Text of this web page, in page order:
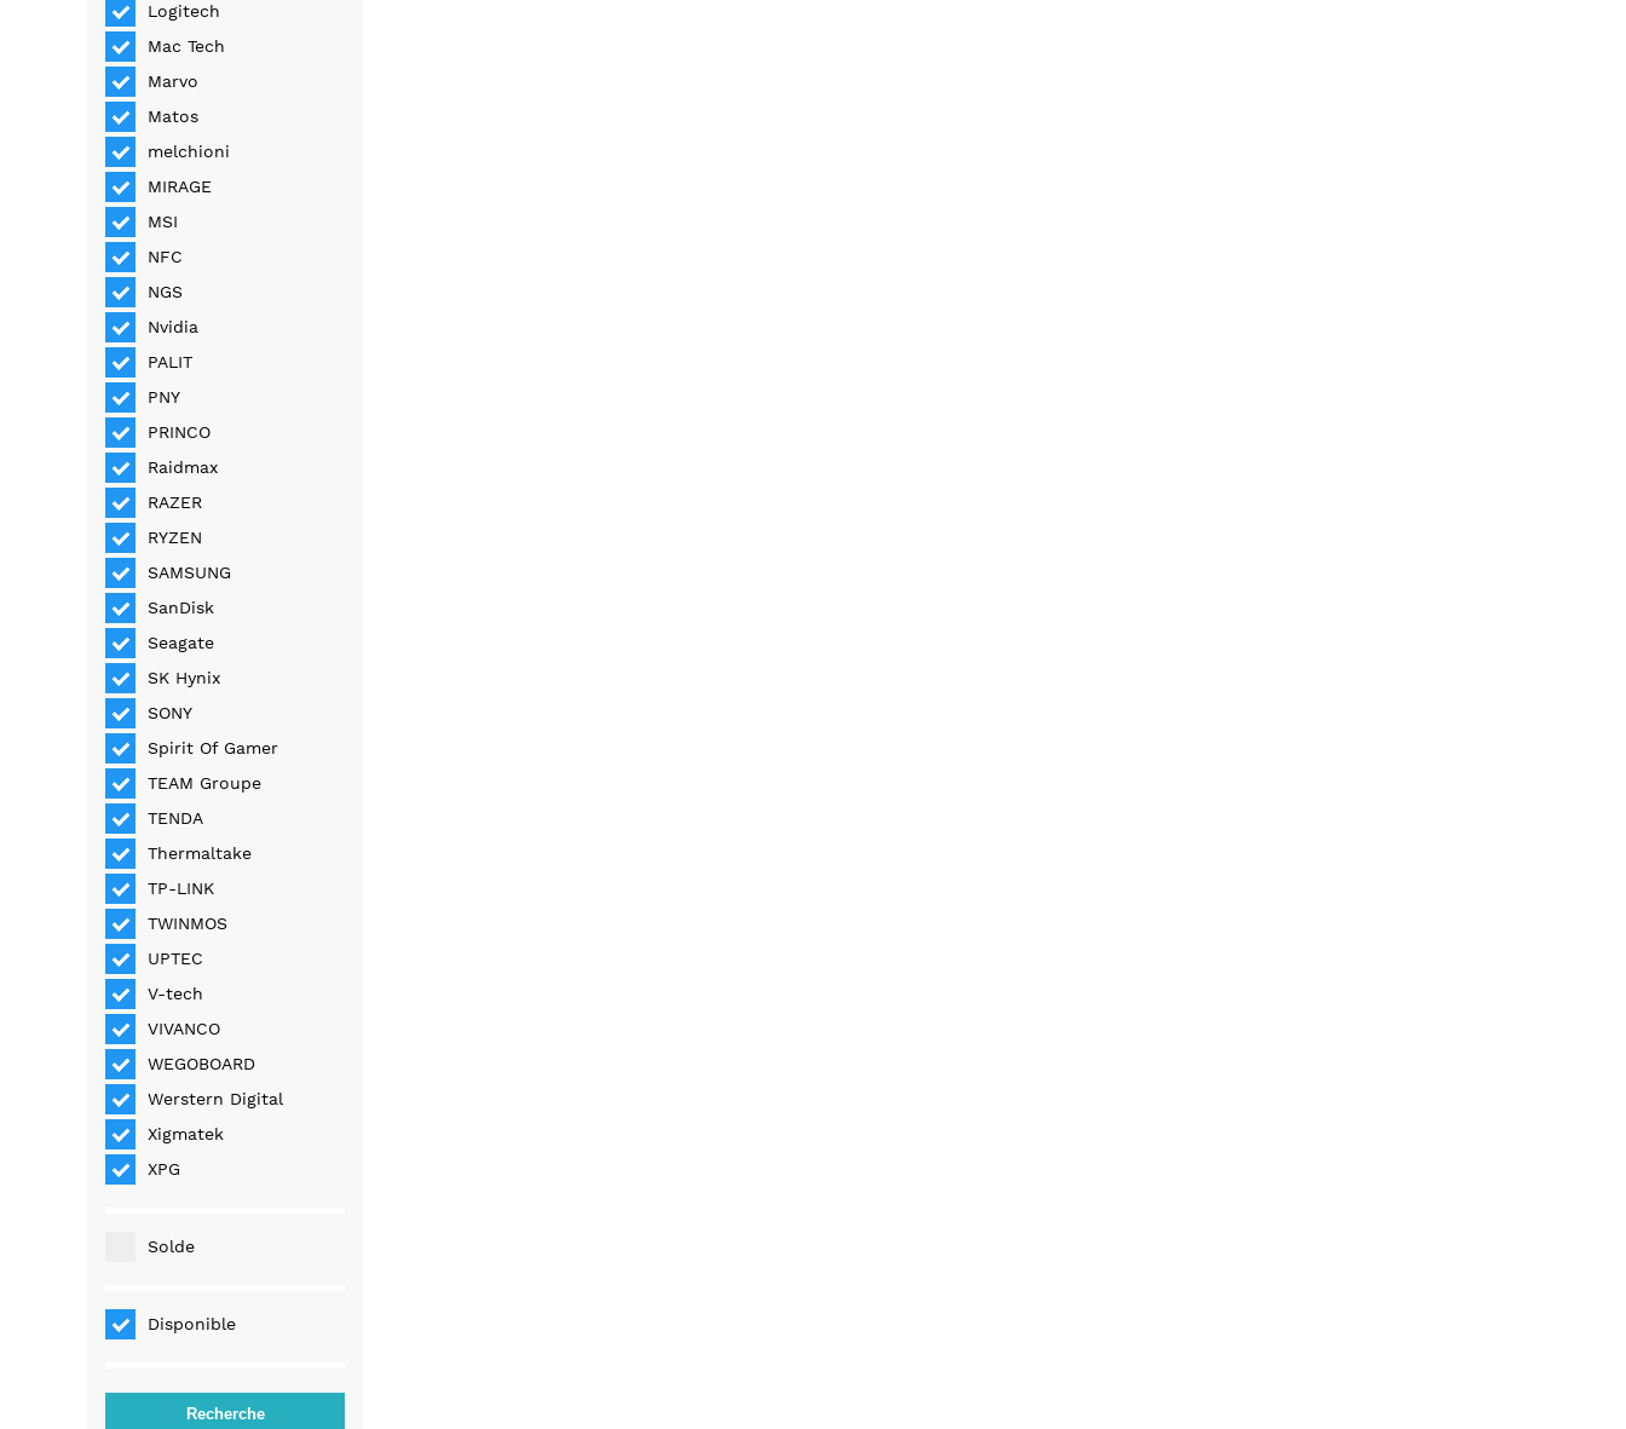
Logitech
Mac Tech
Marvo
Matos
melchioni
MIRAGE
MSI
NFC
NGS
Nvidia
PALIT
PNY
PRINCO
Raidmax
RAZER
RYZEN
SAMSUNG
SanDisk
Seagate
SK Hynix
SONY
Spirit Of Gamer
TEAM Groupe
TENDA
Thermaltake
TP-LINK
TWINMOS
UPTEC
V-tech
VIVANCO
WEGOBOARD
Werstern Digital
Xigmatek
XPG
Solde
Disponible